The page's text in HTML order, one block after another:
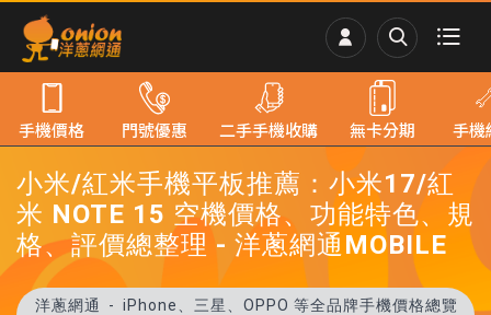
小米/紅米手機平板推薦：小米17/紅
米 NOTE 15 空機價格、功能特色、規
格、評價總整理 - 洋蔥網通MOBILE
洋蔥網通
iPhone、三星、OPPO 等全品牌手機價格總覽
手機價格 門號優惠 二手手機收購 無卡分期 手機